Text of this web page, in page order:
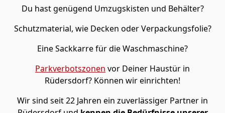
Du hast genügend Umzugskisten und Behälter?
Schutzmaterial, wie Decken oder Verpackungsfolie?
Eine Sackkarre für die Waschmaschine?
Parkverbotszonen vor Deiner Haustür in
Rüdersdorf? Können wir einrichten!
Wir sind seit 22 Jahren ein zuverlässiger Partner in